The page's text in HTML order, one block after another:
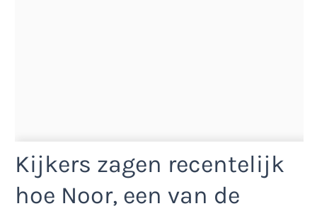
Kijkers zagen recentelijk
hoe Noor, een van de